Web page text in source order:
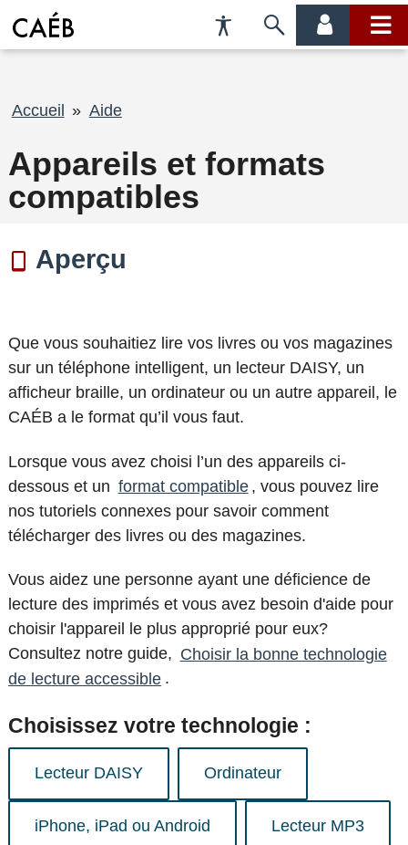
Préférences
d'accessibilité
Passer
menu
menu
Fil
Accueil Aide
Appareils et formats
compatibles
Aperçu
Que vous souhaitiez lire vos livres ou vos magazines
sur un téléphone intelligent, un lecteur DAISY, un
afficheur braille, un ordinateur ou un autre appareil, le
CAÉB a le format qu’il vous faut.
Lorsque vous avez choisi l’un des appareils ci-
dessous et un format compatible , vous pouvez lire
nos tutoriels connexes pour savoir comment
télécharger des livres ou des magazines.
Vous aidez une personne ayant une déficience de
lecture des imprimés et vous avez besoin d'aide pour
choisir l'appareil le plus approprié pour eux?
Consultez notre guide, Choisir la bonne technologie
de lecture accessible .
Choisissez votre technologie :
Lecteur DAISY Ordinateur
iPhone, iPad ou Android Lecteur MP3